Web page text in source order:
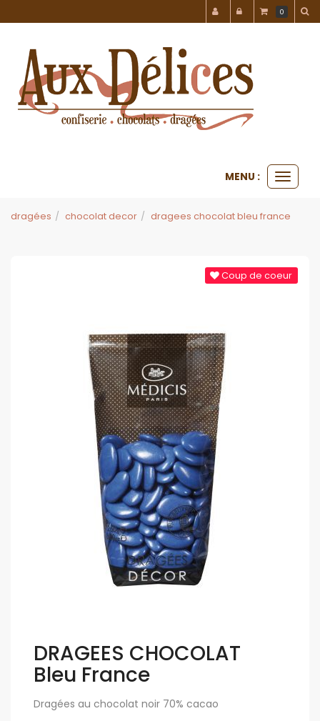
Ouvrir
le
MENU :
dragées chocolat decor dragees chocolat bleu france
Coup de coeur
DRAGEES CHOCOLAT
Bleu France
Dragées au chocolat noir 70% cacao
0